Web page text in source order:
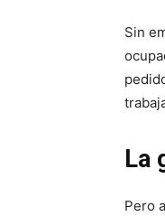
Sin
La
Pero